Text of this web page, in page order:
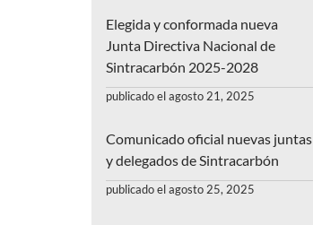
Elegida y conformada nueva
Junta Directiva Nacional de
Sintracarbón 2025-2028
publicado el agosto 21, 2025
Comunicado oficial nuevas juntas
y delegados de Sintracarbón
publicado el agosto 25, 2025